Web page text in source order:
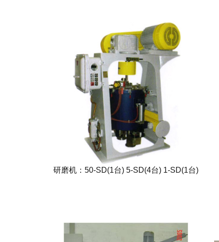
研磨机：50-SD(1台) 5-SD(4台) 1-SD(1台)